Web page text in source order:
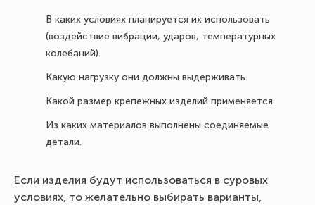
В каких условиях планируется их использовать
(воздействие вибрации, ударов, температурных
колебаний).
Какую нагрузку они должны выдерживать.
Какой размер крепежных изделий применяется.
Из каких материалов выполнены соединяемые
детали.
Если изделия будут использоваться в суровых
условиях, то желательно выбирать варианты,